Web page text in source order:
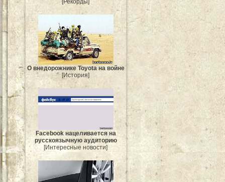
[Рекорды]
О внедорожнике Toyota на войне
[История]
Facebook нацеливается на
русскоязычную аудиторию
[Интересные новости]